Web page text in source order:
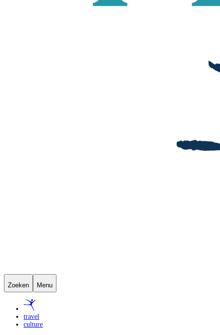
Zoeken Menu
travel
culture